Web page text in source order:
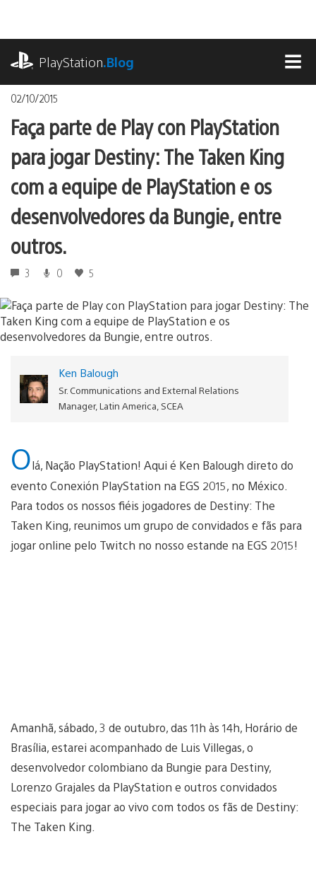
o
conteúdoPlayStation.Blog
02/10/2015
Faça parte de Play con PlayStation
para jogar Destiny: The Taken King
com a equipe de PlayStation e os
desenvolvedores da Bungie, entre
outros.
3 0 5
Ken Balough
Sr. Communications and External Relations
Manager, Latin America, SCEA
Olá, Nação PlayStation! Aqui é Ken Balough direto do
evento Conexión PlayStation na EGS 2015, no México.
Para todos os nossos fiéis jogadores de Destiny: The
Taken King, reunimos um grupo de convidados e fãs para
jogar online pelo Twitch no nosso estande na EGS 2015!
Amanhã, sábado, 3 de outubro, das 11h às 14h, Horário de
Brasília, estarei acompanhado de Luis Villegas, o
desenvolvedor colombiano da Bungie para Destiny,
Lorenzo Grajales da PlayStation e outros convidados
especiais para jogar ao vivo com todos os fãs de Destiny:
The Taken King.